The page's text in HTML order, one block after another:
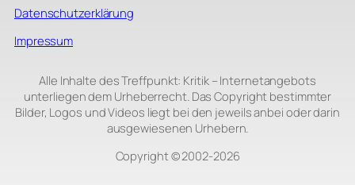
Datenschutzerklärung
Impressum
Alle Inhalte des Treffpunkt: Kritik – Internetangebots
unterliegen dem Urheberrecht. Das Copyright bestimmter
Bilder, Logos und Videos liegt bei den jeweils anbei oder darin
ausgewiesenen Urhebern.
Copyright © 2002‑2026